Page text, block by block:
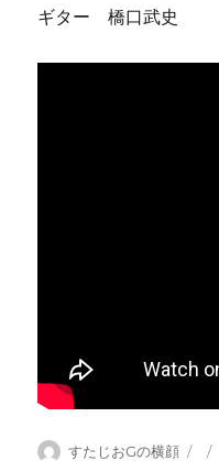
ギター 橋口武史
投
すたじおGの横顔
投